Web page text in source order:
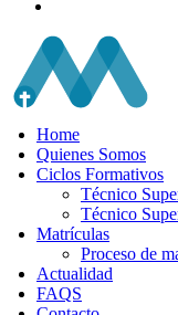
Home
Quienes Somos
Ciclos Formativos
Técnico
Técnico
Matrículas
Proceso de
Actualidad
FAQS